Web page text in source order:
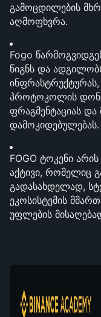
გამოცდილების
აღმოფხვრა.
Fogo
წიგნს და
პროტოკოლის
ფრაგმენტაციას და
დამოკიდებულებას.
FOGO ტოკენი
აქტივი, რომელიც
გადასახდელად,
ეკოსისტემის
უფლების